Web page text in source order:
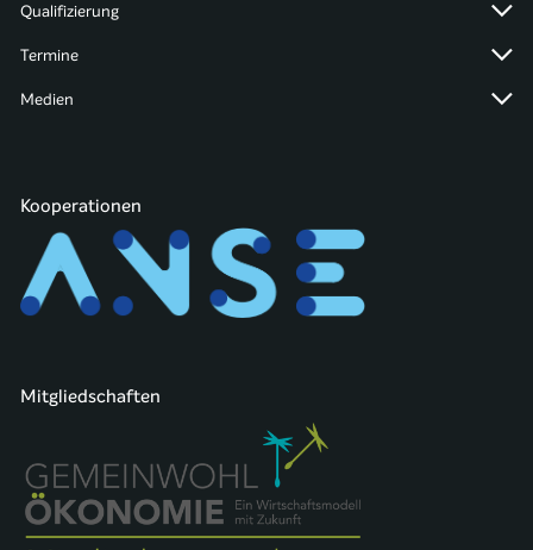
Qualifizierung
Termine
Medien
Kooperationen
Mitgliedschaften